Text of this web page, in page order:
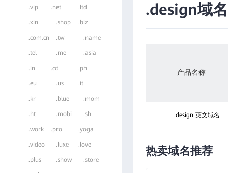
.vip .net .ltd
.xin .shop .biz
.com.cn .tw .name
.tel .me .asia
.in .cd .ph
.eu .us .it
.kr .blue .mom
.ht .mobi .sh
.work .pro .yoga
.video .luxe .love
.plus .show .store
.design域名
产品名称
.design 英文域名
热卖域名推荐